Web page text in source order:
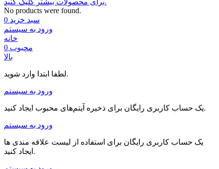
No products were found.
سبد خرید 0
ورود به سیستم
خانه
محبوب 0
بالا
لطفا ابتدا وارد شوید.
ورود به سیستم
یک حساب کاربری رایگان برای ذخیره آیتم‌های محبوب ایجاد کنید.
ورود به سیستم
یک حساب کاربری رایگان برای استفاده از لیست علاقه مندی ها
ایجاد کنید.